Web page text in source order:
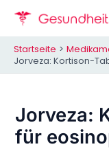
Inhalt
Startseite
Jorveza: Kortison-
Jorveza:
für